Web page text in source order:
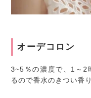
オーデコロン
3~5％の濃度で、1～2
るので香水のきつい香